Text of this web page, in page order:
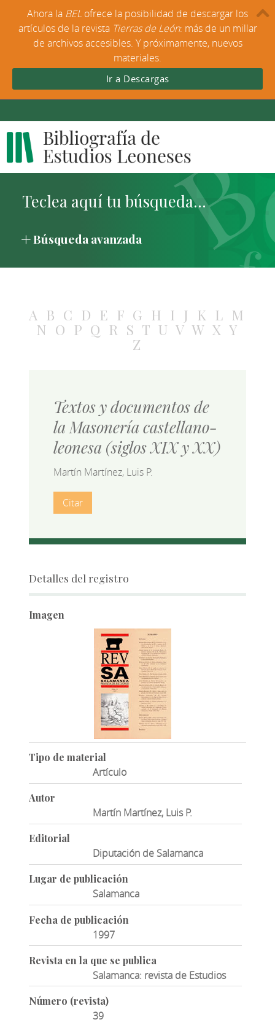
Búsqueda avanzada
A B C D E F G H I J K L M
N O P Q R S T U V W X Y
Z
Textos y documentos de
la Masonería castellano-
leonesa (siglos XIX y XX)
Martín Martínez, Luis P.
Citar
Detalles del registro
Imagen
Tipo de material
Artículo
Autor
Martín Martínez, Luis P.
Editorial
Diputación de Salamanca
Lugar de publicación
Salamanca
Fecha de publicación
1997
Revista en la que se publica
Salamanca: revista de Estudios
Número (revista)
39
Ahora la BEL ofrece la posibilidad de descargar los
artículos de la revista Tierras de León: más de un millar
de archivos accesibles. Y próximamente, nuevos
materiales.
Ir a Descargas